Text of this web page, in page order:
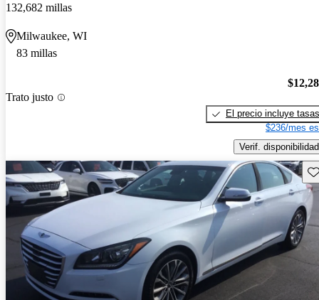
132,682 millas
Milwaukee, WI
83 millas
Trato justo
El precio incluye tasas
$236/mes
Verif. disponibilidad